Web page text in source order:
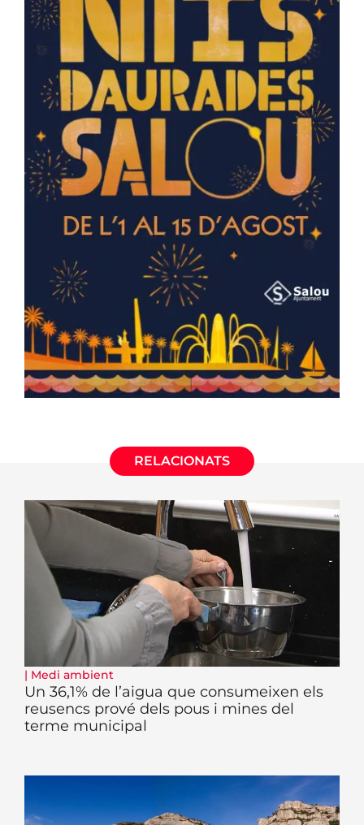
RELACIONATS
| Medi ambient
Un 36,1% de l’aigua que consumeixen els
reusencs prové dels pous i mines del
terme municipal